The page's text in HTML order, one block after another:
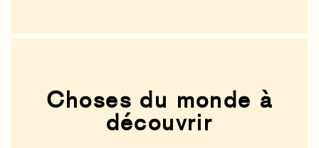
Choses du monde à
découvrir